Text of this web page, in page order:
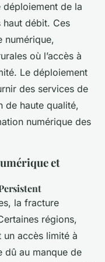
déploiement de la
débit. Ces
numérique,
où l’accès à
Le déploiement
des services de
de haute qualité,
numérique des
et
la fracture
régions,
un accès limité à
dû au manque de